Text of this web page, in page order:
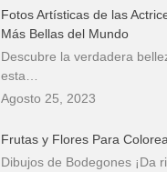
Fotos Artísticas de las
Más Bellas del Mundo
Descubre la verdadera
esta…
Agosto 25, 2023
Frutas y Flores Para
Dibujos de Bodegones ¡Da